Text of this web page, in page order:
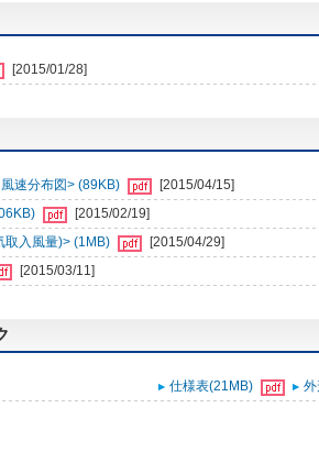
[2015/01/28]
速分布図> (89KB)
[2015/04/15]
[2015/02/19]
取入風量)> (1MB)
[2015/04/29]
[2015/03/11]
仕様表(21MB)